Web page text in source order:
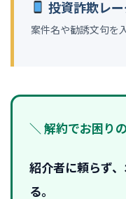
投資詐欺レー
案件名や勧誘文句を
＼ 解約でお困り
紹介者に頼らず
る。